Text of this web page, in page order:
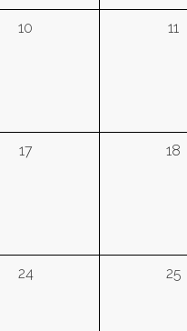
10 11
17 18
24 25